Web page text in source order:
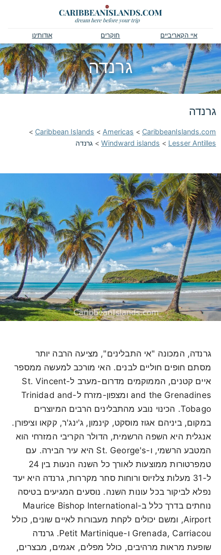
איי הקאריביים חוקרים אודותינו
גרנדה
גרנדה
CaribbeanIslands.com
>
Americas
>
Caribbean Islands
>
Lesser Antilles
>
Windward islands
> גרנדה
גרנדה, המכונה "אי התבלינים", מציעה הרבה יותר
מסתם חופים חוליים לבנים. האי מורכב למעשה ממספר
איים קטנים, הממוקמים מדרום-מערב ל-St. Vincent
and the Grenadines ומצפון-מזרח ל-Trinidad and
Tobago. הכינוי נובע מהתבלינים הרבים המיוצרים
במקום, ביניהם אגוז מוסקט, קינמון, ג'ינג'ר, קקאו וציפורן.
אנגלית היא השפה הרשמית, הדולר הקריבי המזרחי הוא
המטבע הרשמי, ו-St. George's היא עיר הבירה. עם
טמפרטורות ממוצעות לאורך כל השנה הנעות בין 24
ל-31 מעלות צלזיוס ורוחות סחר מקררות, גרנדה היא יעד
נפלא לביקור בכל עונות השנה. נוסעים המגיעים בטיסה
נוחתים בדרך כלל ב-Maurice Bishop International
Airport, ומשם יכולים לקחת מעבורות לאיים שונים, כולל
Grenada, Carriacou ו-Petit Martinique. גרנדה
שופעת מראות מרהיבים, כולל מפלים, אגמים, מבצרים,